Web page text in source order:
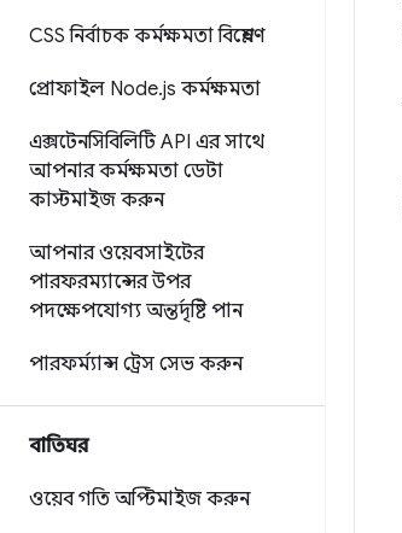
CSS নির্বাচক কর্মক্ষমতা বিশ্লেষণ
প্রোফাইল Node.js কর্মক্ষমতা
এক্সটেনসিবিলিটি API এর সাথে
আপনার কর্মক্ষমতা ডেটা
কাস্টমাইজ করুন
আপনার ওয়েবসাইটের
পারফরম্যান্সের উপর
পদক্ষেপযোগ্য অন্তর্দৃষ্টি পান
পারফর্ম্যান্স ট্রেস সেভ করুন
বাতিঘর
ওয়েব গতি অপ্টিমাইজ করুন